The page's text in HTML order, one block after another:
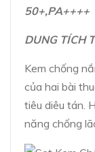
50+,PA++++
DUNG TÍCH
Kem chống
của hai bài
tiêu diêu tán.
năng chống